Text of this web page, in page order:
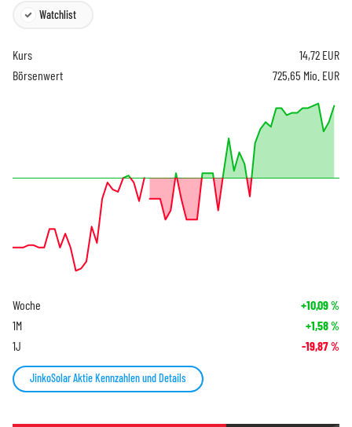
Watchlist
Kurs 14,72 EUR
Börsenwert
725,65 Mio. EUR
Woche +10,09%
1M +1,58%
1J -19,87%
JinkoSolar Aktie Kennzahlen und Details